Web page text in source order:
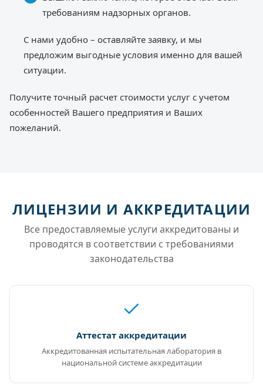
требованиям надзорных органов.
С нами удобно – оставляйте заявку, и мы
предложим выгодные условия именно для вашей
ситуации.
Получите точный расчет стоимости услуг с учетом
особенностей Вашего предприятия и Ваших
пожеланий.
ЛИЦЕНЗИИ И АККРЕДИТАЦИИ
Все предоставляемые услуги аккредитованы и
проводятся в соответствии с требованиями
законодательства
Аттестат аккредитации
Аккредитованная испытательная лаборатория в
национальной системе аккредитации